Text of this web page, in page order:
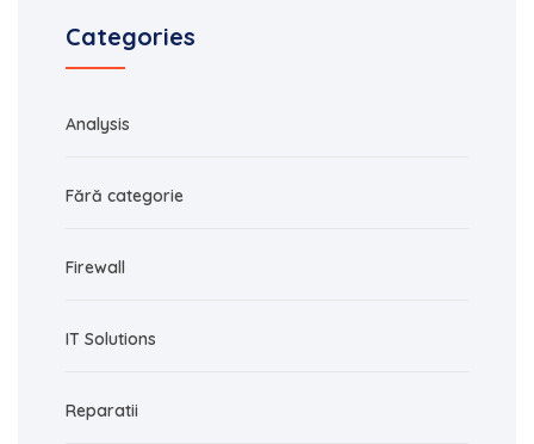
Categories
Analysis
Fără categorie
Firewall
IT Solutions
Reparatii